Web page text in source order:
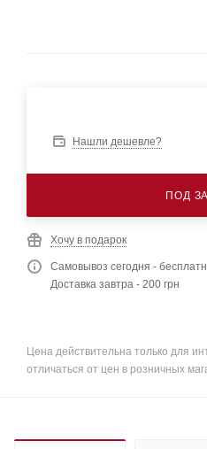
Нашли дешевле?
ПОД
Хочу в подарок
Самовывоз сегодня -
Доставка завтра - 200 грн
Цена действительна только для
отличаться от цен в розничных